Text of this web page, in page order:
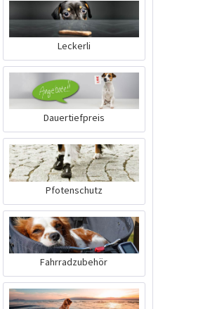
Leckerli
Dauertiefpreis
Pfotenschutz
Fahrradzubehör